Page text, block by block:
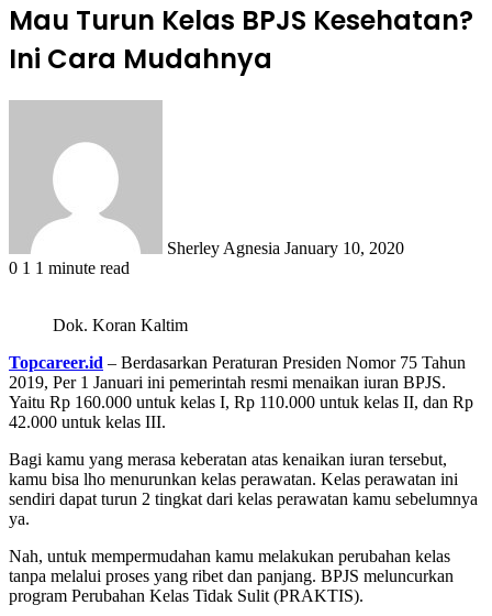
Mau Turun Kelas BPJS Kesehatan?
Ini Cara Mudahnya
Sherley Agnesia January 10, 2020
0 1 1 minute read
Dok. Koran Kaltim
Topcareer.id – Berdasarkan Peraturan Presiden Nomor 75 Tahun
2019, Per 1 Januari ini pemerintah resmi menaikan iuran BPJS.
Yaitu Rp 160.000 untuk kelas I, Rp 110.000 untuk kelas II, dan Rp
42.000 untuk kelas III.
Bagi kamu yang merasa keberatan atas kenaikan iuran tersebut,
kamu bisa lho menurunkan kelas perawatan. Kelas perawatan ini
sendiri dapat turun 2 tingkat dari kelas perawatan kamu sebelumnya
ya.
Nah, untuk mempermudahan kamu melakukan perubahan kelas
tanpa melalui proses yang ribet dan panjang. BPJS meluncurkan
program Perubahan Kelas Tidak Sulit (PRAKTIS).